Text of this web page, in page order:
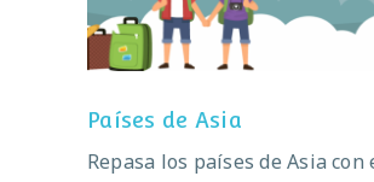
Países de Asia
Repasa los países de Asia con